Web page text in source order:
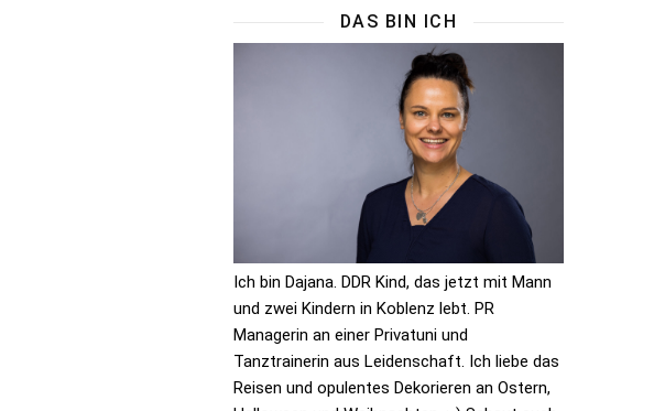
DAS BIN ICH
Ich bin Dajana. DDR Kind, das jetzt mit Mann
und zwei Kindern in Koblenz lebt. PR
Managerin an einer Privatuni und
Tanztrainerin aus Leidenschaft. Ich liebe das
Reisen und opulentes Dekorieren an Ostern,